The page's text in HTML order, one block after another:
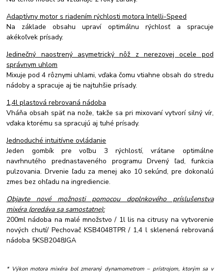
Adaptívny motor s riadením rýchlosti motora Intelli-Speed
Na základe obsahu upraví optimálnu rýchlosť a spracuje
akékoľvek prísady.
Jedinečný naostrený asymetrický nôž z nerezovej ocele pod
správnym uhlom
Mixuje pod 4 rôznymi uhlami, vďaka čomu vtiahne obsah do stredu
nádoby a spracuje aj tie najtuhšie prísady.
1,4l plastová rebrovaná nádoba
Vháňa obsah späť na nože, takže sa pri mixovaní vytvorí silný vír,
vďaka ktorému sa spracujú aj tuhé prísady.
Jednoduché intuitívne ovládanie
Jeden gombík pre voľbu 3 rýchlostí, vrátane optimálne
navrhnutého prednastaveného programu Drvený ľad, funkcia
pulzovania. Drvenie ľadu za menej ako 10 sekúnd, pre dokonalú
zmes bez ohľadu na ingrediencie.
Objavte nové možnosti pomocou doplnkového príslušenstva
mixéra (predáva sa samostatne):
200ml nádoba na malé množstvo / 1l lis na citrusy na vytvorenie
nových chutí/ Pechovač KSB4048TPR / 1,4 l sklenená rebrovaná
nádoba 5KSB2048JGA
* Výkon motora mixéra bol zmeraný dynamometrom – prístrojom, ktorým sa v